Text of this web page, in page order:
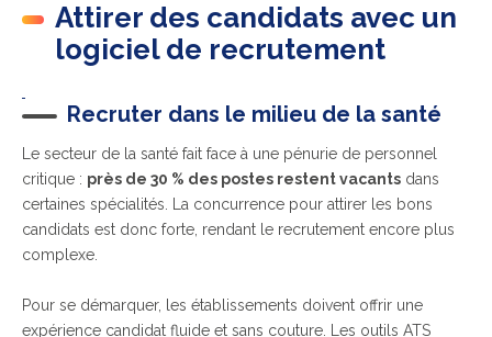
Attirer des candidats avec un
logiciel de recrutement
Recruter dans le milieu de la santé
Le secteur de la santé fait face à une pénurie de personnel
critique : près de 30 % des postes restent vacants dans
certaines spécialités. La concurrence pour attirer les bons
candidats est donc forte, rendant le recrutement encore plus
complexe.
Pour se démarquer, les établissements doivent offrir une
expérience candidat fluide et sans couture. Les outils ATS